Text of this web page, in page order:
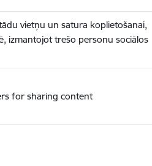
vietņu un satura koplietošanai,
izmantojot trešo personu sociālos
for sharing content